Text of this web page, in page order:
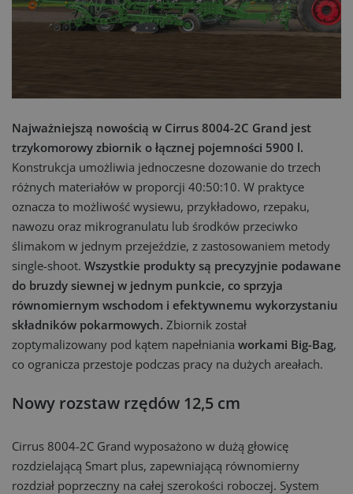
Najważniejszą nowością w Cirrus 8004-2C Grand jest
trzykomorowy zbiornik o łącznej pojemności 5900 l.
Konstrukcja umożliwia jednoczesne dozowanie do trzech
różnych materiałów w proporcji 40:50:10. W praktyce
oznacza to możliwość wysiewu, przykładowo, rzepaku,
nawozu oraz mikrogranulatu lub środków przeciwko
ślimakom w jednym przejeździe, z zastosowaniem metody
single-shoot. Wszystkie produkty są precyzyjnie podawane
do bruzdy siewnej w jednym punkcie, co sprzyja
równomiernym wschodom i efektywnemu wykorzystaniu
składników pokarmowych. Zbiornik został
zoptymalizowany pod kątem napełniania workami Big-Bag,
co ogranicza przestoje podczas pracy na dużych areałach.
Nowy rozstaw rzędów 12,5 cm
Cirrus 8004-2C Grand wyposażono w dużą głowicę
rozdzielającą Smart plus, zapewniającą równomierny
rozdział poprzeczny na całej szerokości roboczej. System